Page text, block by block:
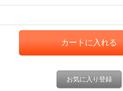
お気に入り登録